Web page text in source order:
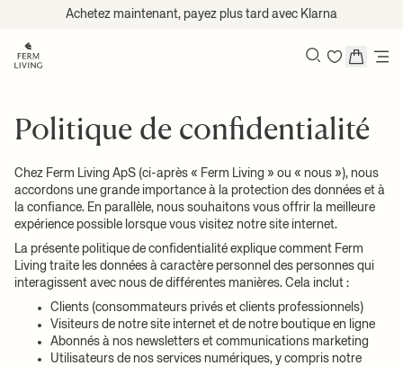
Passer au contenuAchetez maintenant, payez plus tard avec Klarna
Politique de confidentialité
Chez Ferm Living ApS (ci-après « Ferm Living » ou « nous »), nous
accordons une grande importance à la protection des données et à
la confiance. En parallèle, nous souhaitons vous offrir la meilleure
expérience possible lorsque vous visitez notre site internet.
La présente politique de confidentialité explique comment Ferm
Living traite les données à caractère personnel des personnes qui
interagissent avec nous de différentes manières. Cela inclut :
Clients (consommateurs privés et clients professionnels)
Visiteurs de notre site internet et de notre boutique en ligne
Abonnés à nos newsletters et communications marketing
Utilisateurs de nos services numériques, y compris notre